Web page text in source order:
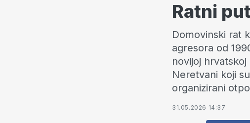
Ratni
Domovinski rat
agresora od
novijoj
Neretvani koji
organizirani
31.05.2026 14:37